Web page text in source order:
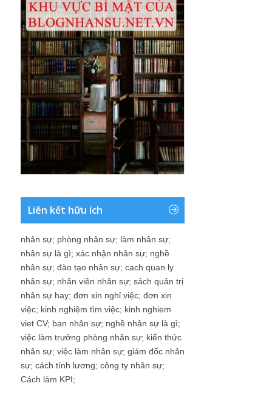
Liên kết hữu ích
nhân sự; phòng nhân sự; làm nhân sự;
nhân sự là gì; xác nhận nhân sự; nghề
nhân sự; đào tạo nhân sự; cach quan ly
nhân sự; nhân viên nhân sự; sách quản trị
nhân sự hay; đơn xin nghỉ việc; đơn xin
việc; kinh nghiệm tìm việc; kinh nghiem
viet CV; ban nhân sự; nghề nhân sự là gì;
việc làm trưởng phòng nhân sự; kiến thức
nhân sự; việc làm nhân sự; giám đốc nhân
sự; cách tính lương; công ty nhân sự;
Cách làm KPI;